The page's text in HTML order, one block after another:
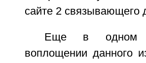
сайте 2 связывающего
Еще в одном
воплощении данного